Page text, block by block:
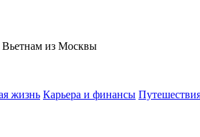
из Москвы
жизнь Карьера и финансы